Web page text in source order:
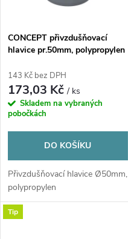
CONCEPT přivzdušňovací
hlavice pr.50mm, polypropylen
143 Kč bez DPH
173,03 Kč/ ks
Skladem na vybraných
pobočkách
DO KOŠÍKU
Přivzdušňovací hlavice Ø50mm,
polypropylen
Tip